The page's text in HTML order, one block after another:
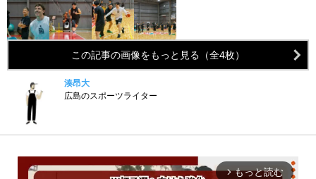
この記事の画像をもっと見る（全4枚）
湊昂大
広島のスポーツライター
arrow_forward_ios もっと読む